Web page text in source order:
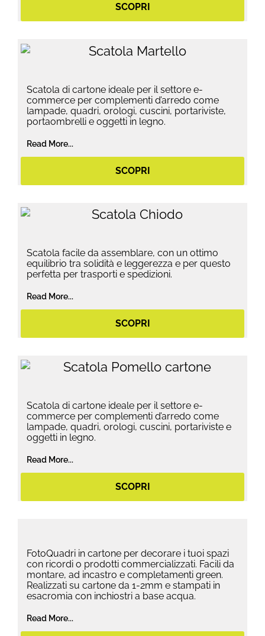
SCOPRI
Scatola di cartone ideale per il settore e-
commerce per complementi d’arredo come
lampade, quadri, orologi, cuscini, portariviste,
portaombrelli e oggetti in legno.
Read More...
SCOPRI
Scatola facile da assemblare, con un ottimo
equilibrio tra solidità e leggerezza e per questo
perfetta per trasporti e spedizioni.
Read More...
SCOPRI
Scatola di cartone ideale per il settore e-
commerce per complementi d’arredo come
lampade, quadri, orologi, cuscini, portariviste e
oggetti in legno.
Read More...
SCOPRI
FotoQuadri in cartone per decorare i tuoi spazi
con ricordi o prodotti commercializzati. Facili da
montare, ad incastro e completamenti green.
Realizzati su cartone da 1-2mm e stampati in
esacromia con inchiostri a base acqua.
Read More...